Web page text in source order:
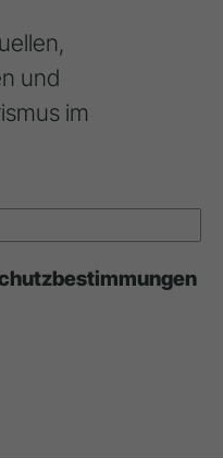
und
im